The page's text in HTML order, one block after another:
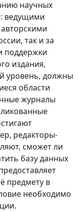
научных
ведущими
так и за
поддержки
издания,
уровень, должны
области
журналы
редакторы-
сможет ли
базу данных
предмету в
необходимо